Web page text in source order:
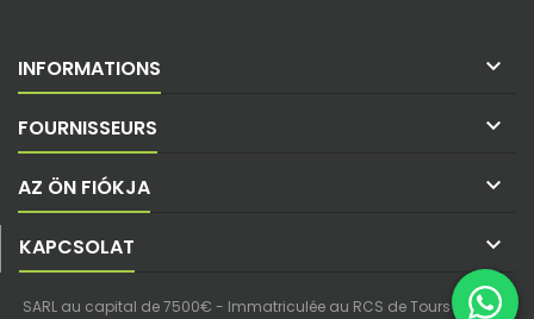
INFORMATIONS 
FOURNISSEURS 
AZ ÖN FIÓKJA 
KAPCSOLAT 
SARL au capital de 7500€ - Immatriculée au RCS de Tours - SIREN :